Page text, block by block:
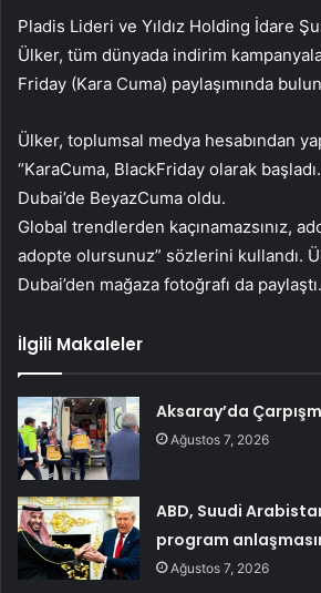
Pladis Lideri ve Yıldız Holding İdare
Ülker, tüm dünyada indirim
Friday (Kara Cuma) paylaşımında
Ülker, toplumsal medya hesabından
“KaraCuma, BlackFriday olarak
Dubai’de BeyazCuma oldu.
Global trendlerden kaçınamazsınız,
adopte olursunuz” sözlerini kullandı.
Dubai’den mağaza fotoğrafı da paylaştı.
İlgili Makaleler
Aksaray’da
Ağustos 7, 2026
ABD, Suudi
program
Ağustos 7, 2026